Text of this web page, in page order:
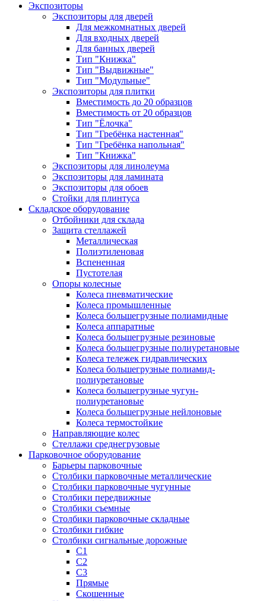
Экспозиторы
Экспозиторы для дверей
Для межкомнатных дверей
Для входных дверей
Для банных дверей
Тип "Книжка"
Тип "Выдвижные"
Тип "Модульные"
Экспозиторы для плитки
Вместимость до 20 образцов
Вместимость от 20 образцов
Тип "Ёлочка"
Тип "Гребёнка настенная"
Тип "Гребёнка напольная"
Тип "Книжка"
Экспозиторы для линолеума
Экспозиторы для ламината
Экспозиторы для обоев
Стойки для плинтуса
Складское оборудование
Отбойники для склада
Защита стеллажей
Металлическая
Полиэтиленовая
Вспененная
Пустотелая
Опоры колесные
Колеса пневматические
Колеса промышленные
Колеса большегрузные полиамидные
Колеса аппаратные
Колеса большегрузные резиновые
Колеса большегрузные полиуретановые
Колеса тележек гидравлических
Колеса большегрузные полиамид-
полиуретановые
Колеса большегрузные чугун-
полиуретановые
Колеса большегрузные нейлоновые
Колеса термостойкие
Направляющие колес
Стеллажи среднегрузовые
Парковочное оборудование
Барьеры парковочные
Столбики парковочные металлические
Столбики парковочные чугунные
Столбики передвижные
Столбики съемные
Столбики парковочные складные
Столбики гибкие
Столбики сигнальные дорожные
С1
С2
С3
Прямые
Скошенные